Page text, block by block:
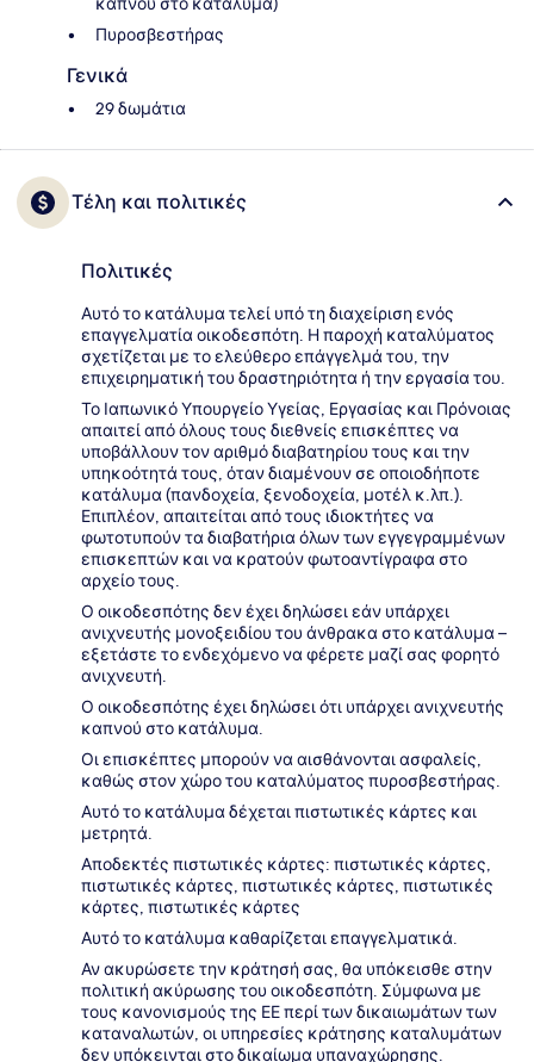
Πυροσβεστήρας
Γενικά
29 δωμάτια
Τέλη και πολιτικές
Πολιτικές
Αυτό το κατάλυμα τελεί υπό τη διαχείριση ενός
επαγγελματία οικοδεσπότη. Η παροχή καταλύματος
σχετίζεται με το ελεύθερο επάγγελμά του, την
επιχειρηματική του δραστηριότητα ή την εργασία του.
Το Ιαπωνικό Υπουργείο Υγείας, Εργασίας και Πρόνοιας
απαιτεί από όλους τους διεθνείς επισκέπτες να
υποβάλλουν τον αριθμό διαβατηρίου τους και την
υπηκοότητά τους, όταν διαμένουν σε οποιοδήποτε
κατάλυμα (πανδοχεία, ξενοδοχεία, μοτέλ κ.λπ.).
Επιπλέον, απαιτείται από τους ιδιοκτήτες να
φωτοτυπούν τα διαβατήρια όλων των εγγεγραμμένων
επισκεπτών και να κρατούν φωτοαντίγραφα στο
αρχείο τους.
Ο οικοδεσπότης δεν έχει δηλώσει εάν υπάρχει
ανιχνευτής μονοξειδίου του άνθρακα στο κατάλυμα –
εξετάστε το ενδεχόμενο να φέρετε μαζί σας φορητό
ανιχνευτή.
Ο οικοδεσπότης έχει δηλώσει ότι υπάρχει ανιχνευτής
καπνού στο κατάλυμα.
Οι επισκέπτες μπορούν να αισθάνονται ασφαλείς,
καθώς στον χώρο του καταλύματος πυροσβεστήρας.
Αυτό το κατάλυμα δέχεται πιστωτικές κάρτες και
μετρητά.
Αποδεκτές πιστωτικές κάρτες: πιστωτικές κάρτες,
πιστωτικές κάρτες, πιστωτικές κάρτες, πιστωτικές
κάρτες, πιστωτικές κάρτες
Αυτό το κατάλυμα καθαρίζεται επαγγελματικά.
Αν ακυρώσετε την κράτησή σας, θα υπόκεισθε στην
πολιτική ακύρωσης του οικοδεσπότη. Σύμφωνα με
τους κανονισμούς της ΕΕ περί των δικαιωμάτων των
καταναλωτών, οι υπηρεσίες κράτησης καταλυμάτων
δεν υπόκεινται στο δικαίωμα υπαναχώρησης.